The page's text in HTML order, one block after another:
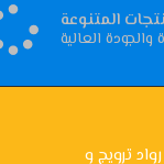
المتنوعة
والجودة العالية
ترويج و